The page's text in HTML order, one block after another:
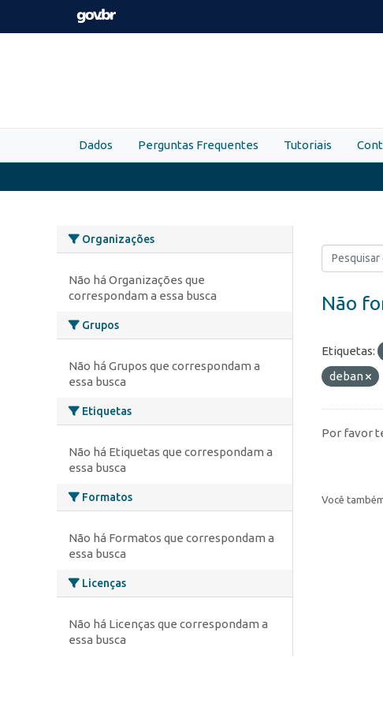
Skip to main content
Dados Perguntas Frequentes Tutoriais
Organizações
Não há Organizações que
correspondam a essa busca
Grupos
Não há Grupos que correspondam a
essa busca
Etiquetas
Não há Etiquetas que correspondam a
essa busca
Formatos
Não há Formatos que correspondam a
essa busca
Licenças
Não há Licenças que correspondam a
essa busca
Não
Etiquetas:
deban
Por favor
Você